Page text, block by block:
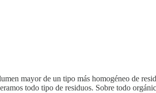
mayor de un tipo más homogéneo de
todo tipo de residuos. Sobre todo